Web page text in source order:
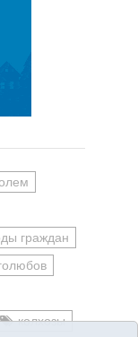
граждан
колхозы